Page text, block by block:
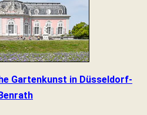
Gartenkunst in Düsseldorf-